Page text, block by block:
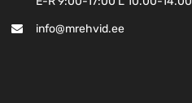
info@mrehvid.ee